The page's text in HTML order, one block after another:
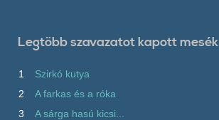
Legtöbb szavazatot kapott mesék
1
Szirkó kutya
2
A farkas és a róka
3
A sárga hasú kicsi...